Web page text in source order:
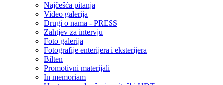
Najčešća pitanja
Video galerija
Drugi o nama - PRESS
Zahtjev za intervju
Foto galerija
Fotografije enterijera i eksterijera
Bilten
Promotivni materijali
In memoriam